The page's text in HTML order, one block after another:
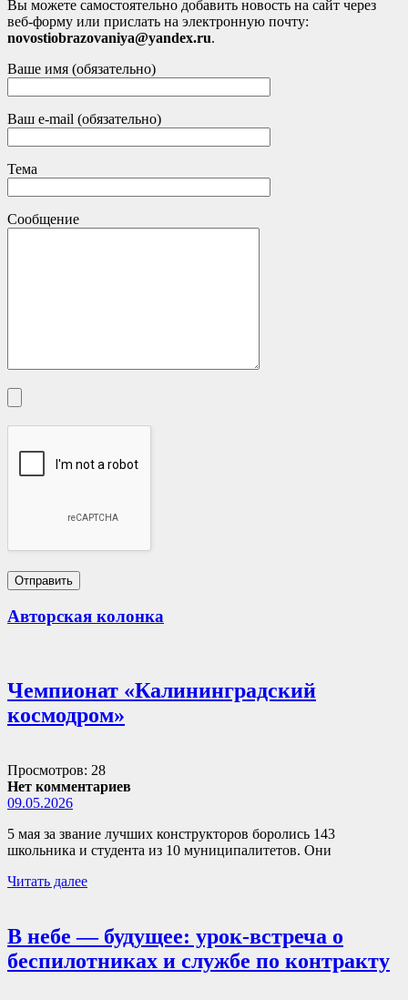
Вы можете самостоятельно добавить новость на сайт через
веб-форму или прислать на электронную почту:
novostiobrazovaniya@yandex.ru.
Ваше имя (обязательно)
Ваш e-mail (обязательно)
Тема
Сообщение
Авторская колонка
Чемпионат «Калининградский
космодром»
Просмотров: 28
Нет комментариев
09.05.2026
5 мая за звание лучших конструкторов боролись 143
школьника и студента из 10 муниципалитетов. Они
Читать далее
В небе — будущее: урок-встреча о
беспилотниках и службе по контракту